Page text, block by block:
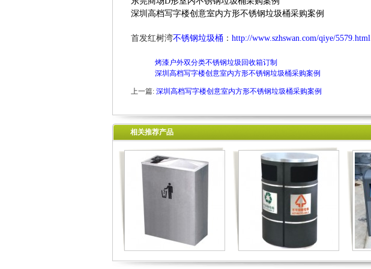
深圳高档写字楼创意室内方形不锈钢垃圾桶采购案例
首发红树湾不锈钢垃圾桶 ： http://www.szhswan.com/qiye/5579.html
烤漆户外双分类不锈钢垃圾回收箱订制
深圳高档写字楼创意室内方形不锈钢垃圾桶采购案例
上一篇: 深圳高档写字楼创意室内方形不锈钢垃圾桶采购案例
相关推荐产品